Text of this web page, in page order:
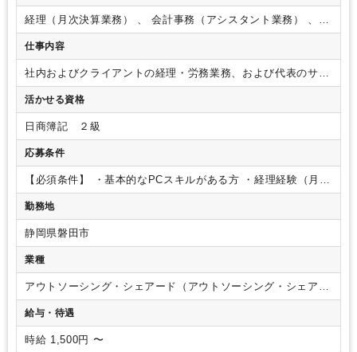
ラス張りで日差しがよく入ります。窓からは皇居や四季折々の街路
樹、イルミネーションが見えることもございます。お昼時はキッチ
ンカーも来ます！
経理（月次決算業務） 、 会計事務（アシスタント業務） 、
社会保険・給与
仕事内容
社内およびクライアントの経理・労務業務、および代表のサポ
ート業務をお願いします。 【具体的な業務内容】・日常経理
～月次決算業務
管理・スタッフが担当する日常経理業務のチェック業務
イント】
くクライアントは、スタートアップ企業なども含め様々です。
担当数については、ご就業いただける時間などにあわせて調整
いたします。・入社時より完全リモート勤務、シフトも柔軟
にご相談可能なため、仕事と子育て、介護などのプライベート
の時間とを両立できる環境です。本社は東京、支店は静岡にご
ざいますが、働く場所は問いません。
ル、希望に応じてご相談可能です。
す。業務状況なども逐一報告し合える状態を整え、円滑な業務
の進行を叶えております。テキストでのやり取りだけではな
く、『zoom』も使用してコミュニケーションをとることもご
ざいます。・業務マニュアルも完備しており、不明点もすぐ
に解決ができる環境を整えております。
活かせる資格
日商簿記 ２級
応募条件
【必須条件】 ・基本的なPCスキルがある方 ・経理経験（月次
決算レベル）、労務経験（給与計算、社会保険関連手続き、各
種申請経験）をそれぞれ3年以上お持ちの方で基本的なことは
持ちの方 【求める人物像】
ンが取れる方
勤務地
静岡県磐田市
業種
アウトソーシング・シェアード（アウトソーシング・シェアー
ドサービス）
給与・待遇
時給 1,500円 〜